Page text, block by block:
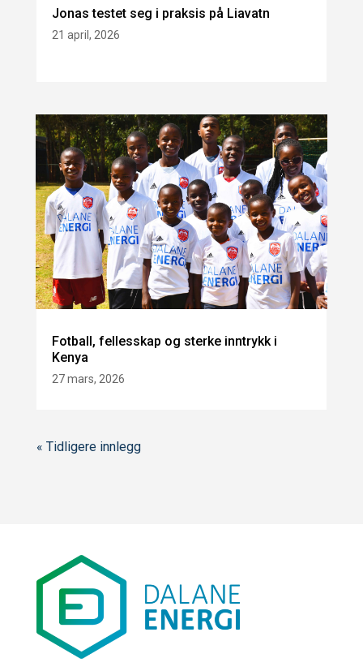
Jonas testet seg i praksis på Liavatn
21 april, 2026
Fotball, fellesskap og sterke inntrykk i
Kenya
27 mars, 2026
« Tidligere innlegg